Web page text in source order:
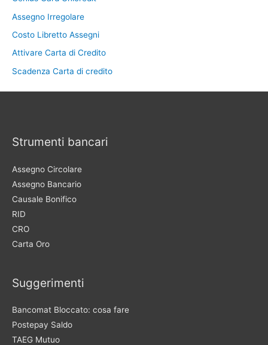
Assegno Irregolare
Costo Libretto Assegni
Attivare Carta di Credito
Scadenza Carta di credito
Strumenti bancari
Assegno Circolare
Assegno Bancario
Causale Bonifico
RID
CRO
Carta Oro
Suggerimenti
Bancomat Bloccato: cosa fare
Postepay Saldo
TAEG Mutuo